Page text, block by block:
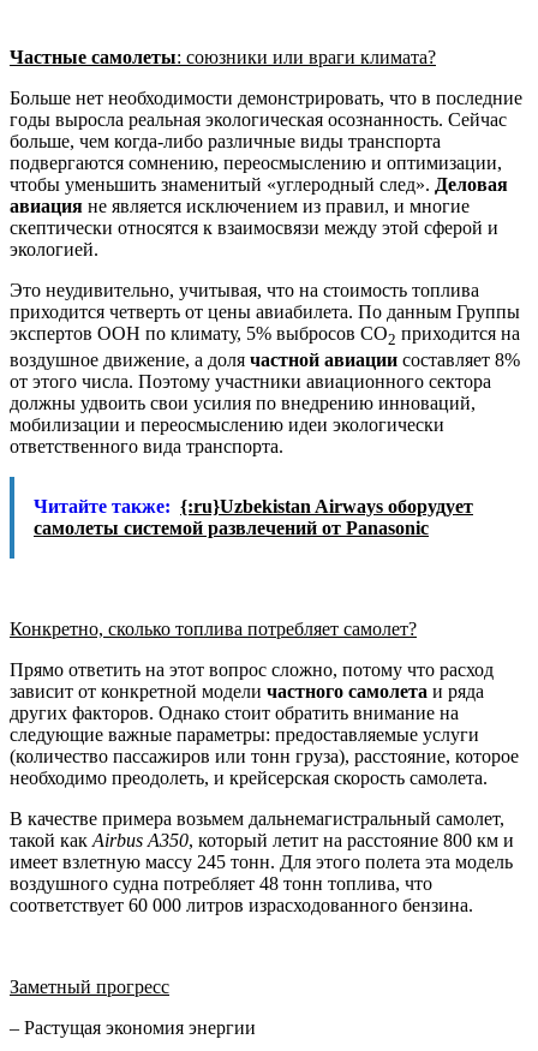
Частные самолеты: союзники или враги климата?
Больше нет необходимости демонстрировать, что в последние
годы выросла реальная экологическая осознанность. Сейчас
больше, чем когда-либо различные виды транспорта
подвергаются сомнению, переосмыслению и оптимизации,
чтобы уменьшить знаменитый «углеродный след». Деловая
авиация не является исключением из правил, и многие
скептически относятся к взаимосвязи между этой сферой и
экологией.
Это неудивительно, учитывая, что на стоимость топлива
приходится четверть от цены авиабилета. По данным Группы
экспертов ООН по климату, 5% выбросов CO2 приходится на
воздушное движение, а доля частной авиации составляет 8%
от этого числа. Поэтому участники авиационного сектора
должны удвоить свои усилия по внедрению инноваций,
мобилизации и переосмыслению идеи экологически
ответственного вида транспорта.
Читайте также: {:ru}Uzbekistan Airways оборудует
самолеты системой развлечений от Panasonic
Конкретно, сколько топлива потребляет самолет?
Прямо ответить на этот вопрос сложно, потому что расход
зависит от конкретной модели частного самолета и ряда
других факторов. Однако стоит обратить внимание на
следующие важные параметры: предоставляемые услуги
(количество пассажиров или тонн груза), расстояние, которое
необходимо преодолеть, и крейсерская скорость самолета.
В качестве примера возьмем дальнемагистральный самолет,
такой как Airbus A350, который летит на расстояние 800 км и
имеет взлетную массу 245 тонн. Для этого полета эта модель
воздушного судна потребляет 48 тонн топлива, что
соответствует 60 000 литров израсходованного бензина.
Заметный прогресс
– Растущая экономия энергии